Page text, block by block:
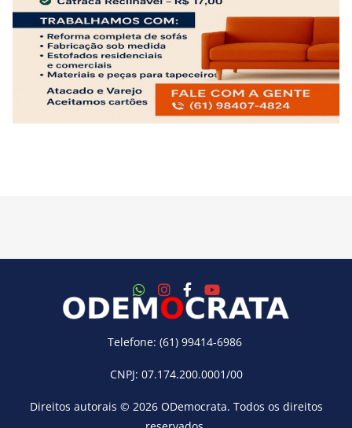
Telefone: (61) 99414-6986
CNPJ: 07.174.200.0001/00
Direitos autorais © 2026 ODemocrata. Todos os direitos